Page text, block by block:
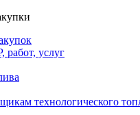
услуг
технологического